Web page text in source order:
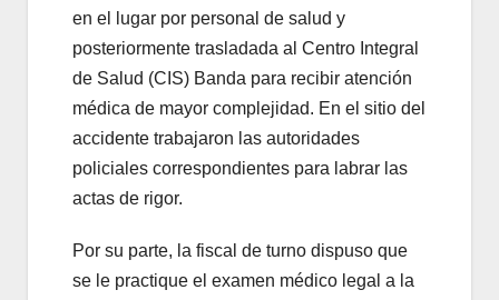
en el lugar por personal de salud y
posteriormente trasladada al Centro Integral
de Salud (CIS) Banda para recibir atención
médica de mayor complejidad. En el sitio del
accidente trabajaron las autoridades
policiales correspondientes para labrar las
actas de rigor.
Por su parte, la fiscal de turno dispuso que
se le practique el examen médico legal a la